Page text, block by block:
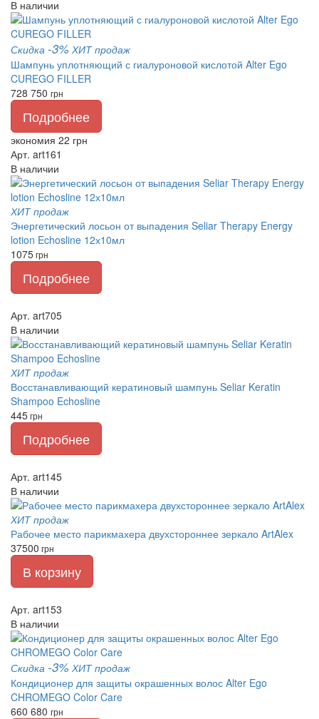
В наличии
Скидка -3% ХИТ продаж
Шампунь уплотняющий с гиалуроновой кислотой Alter Ego
CUREGO FILLER
728 750 грн
Подробнее
экономия 22 грн
Арт. art161
В наличии
ХИТ продаж
Энергетический лосьон от выпадения Seliar Therapy Energy
lotion Echosline 12х10мл
1075грн
Подробнее
Арт. art705
В наличии
ХИТ продаж
Восстанавливающий кератиновый шампунь Seliar Keratin
Shampoo Echosline
445грн
Подробнее
Арт. art145
В наличии
ХИТ продаж
Рабочее место парикмахера двухстороннее зеркало ArtAlex
37500 грн
В корзину
Арт. art153
В наличии
Скидка -3% ХИТ продаж
Кондиционер для защиты окрашенных волос Alter Ego
CHROMEGO Color Care
660 680 грн